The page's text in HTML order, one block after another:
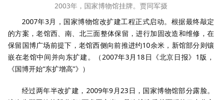
2003年，国家博物馆挂牌。贾同军摄
2007年3月，国家博物馆改扩建工程正式启动。根据最终敲定
的方案，老馆西、南、北三面整体保留，进行加固改造和维修，在
保留国博广场前提下，老馆西侧向前推进约10余米，新馆部分则镶
嵌在老馆中间并向东扩建。（2007年3月18日《北京日报》1版，
《国博开始“东扩增高”》）
经过两年半改扩建，2009年9月23日，国家博物馆部分露脸。